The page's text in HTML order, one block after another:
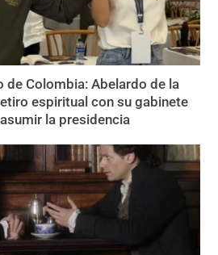
de Colombia: Abelardo de la
espiritual con su gabinete
la presidencia